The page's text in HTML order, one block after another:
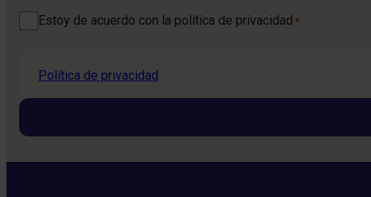
Consentimiento *
Estoy de acuerdo con la política de privacidad *
Política de privacidad